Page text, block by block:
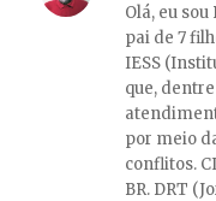
Olá, eu
pai de 7
IESS
que,
por meio
conflitos.
BR. DRT